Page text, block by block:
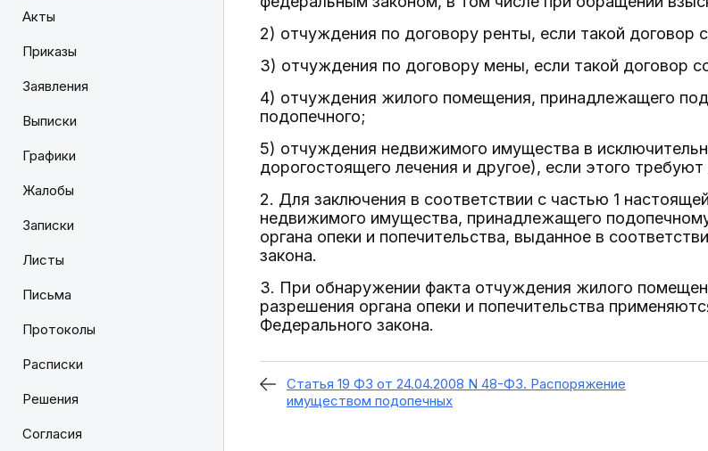
Акты
Приказы
Заявления
Выписки
Графики
Жалобы
Записки
Листы
Письма
Протоколы
Расписки
Решения
Согласия
2) отчуждения по договору ренты, если такой договор
3) отчуждения по договору мены, если такой договор
4) отчуждения жилого помещения, принадлежащего
подопечного;
5) отчуждения недвижимого имущества в
дорогостоящего лечения и другое), если этого
2. Для заключения в соответствии с частью 1
недвижимого имущества, принадлежащего
органа опеки и попечительства, выданное в
закона.
3. При обнаружении факта отчуждения жилого
разрешения органа опеки и попечительства
Федерального закона.
Статья 19 ФЗ от 24.04.2008 N 48-ФЗ. Распоряжение
имуществом подопечных